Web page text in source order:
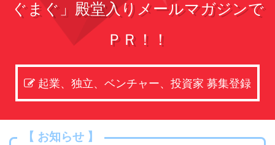
ぐまぐ」殿堂入りメールマガジンで
ＰＲ！！
起業、独立、ベンチャー、投資家 募集登録
【 お知らせ 】